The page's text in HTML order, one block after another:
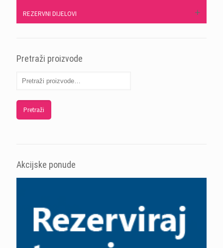
REZERVNI DIJELOVI
Pretraži proizvode
Pretraži
Akcijske ponude